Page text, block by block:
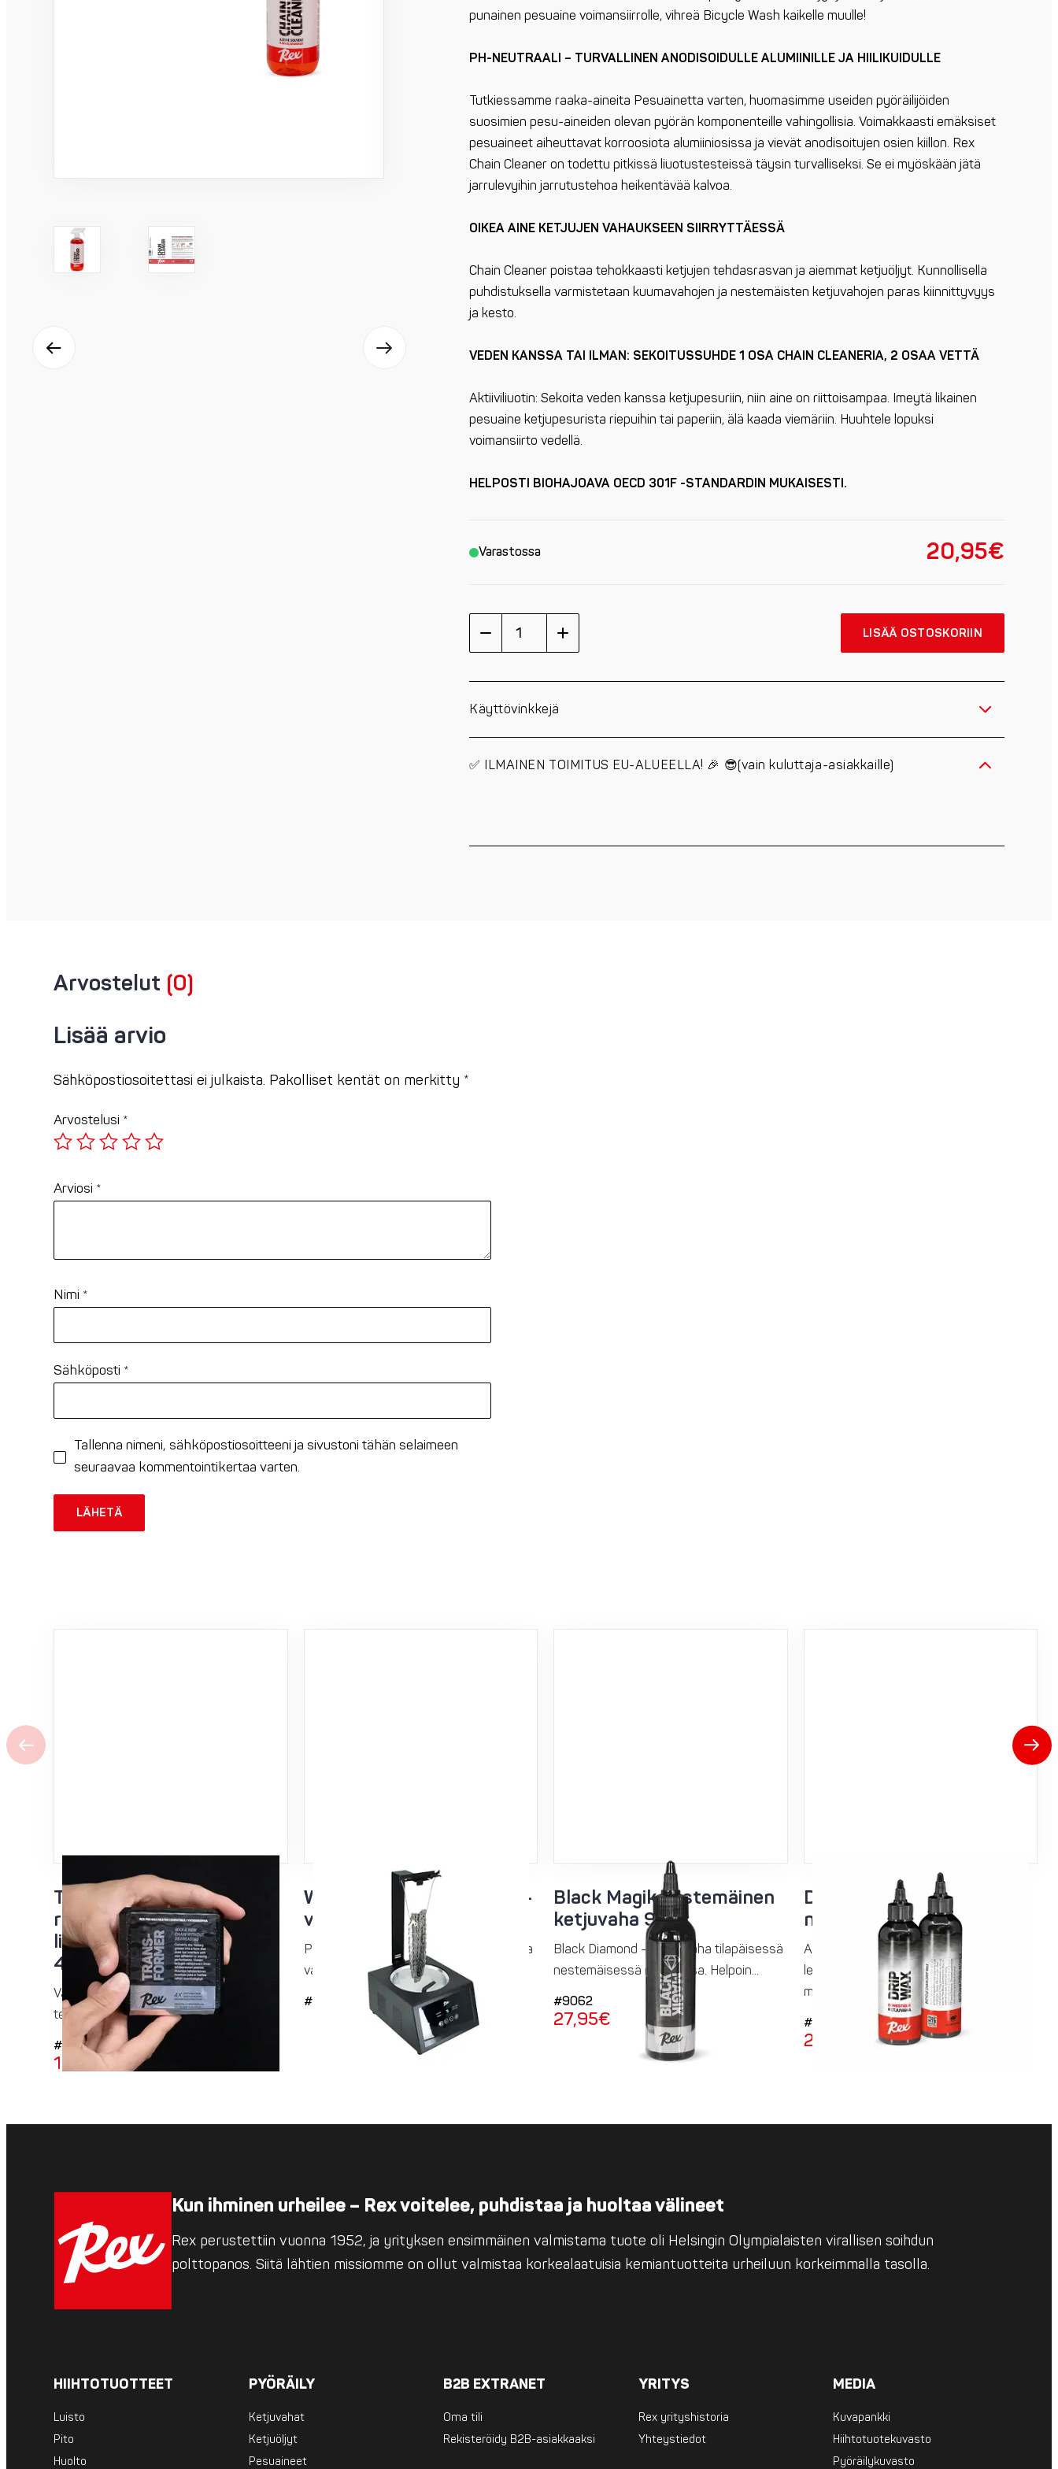
punainen pesuaine voimansiirrolle, vihreä Bicycle Wash kaikelle muulle!
PH-NEUTRAALI – TURVALLINEN ANODISOIDULLE ALUMIINILLE JA HIILIKUIDULLE
Tutkiessamme raaka-aineita Pesuainetta varten, huomasimme useiden pyöräilijöiden
suosimien pesu-aineiden olevan pyörän komponenteille vahingollisia. Voimakkaasti emäksiset
pesuaineet aiheuttavat korroosiota alumiiniosissa ja vievät anodisoitujen osien kiillon. Rex
Chain Cleaner on todettu pitkissä liuotustesteissä täysin turvalliseksi. Se ei myöskään jätä
jarrulevyihin jarrutustehoa heikentävää kalvoa.
OIKEA AINE KETJUJEN VAHAUKSEEN SIIRRYTTÄESSÄ
Chain Cleaner poistaa tehokkaasti ketjujen tehdasrasvan ja aiemmat ketjuöljyt. Kunnollisella
puhdistuksella varmistetaan kuumavahojen ja nestemäisten ketjuvahojen paras kiinnittyvyys
ja kesto.
VEDEN KANSSA TAI ILMAN: SEKOITUSSUHDE 1 OSA CHAIN CLEANERIA, 2 OSAA VETTÄ
Aktiiviliuotin: Sekoita veden kanssa ketjupesuriin, niin aine on riittoisampaa. Imeytä likainen
pesuaine ketjupesurista riepuihin tai paperiin, älä kaada viemäriin. Huuhtele lopuksi
voimansiirto vedellä.
HELPOSTI BIOHAJOAVA OECD 301F -STANDARDIN MUKAISESTI.
Varastossa 20,95€
quantity
LISÄÄ OSTOSKORIIN
Käyttövinkkejä
✅ ILMAINEN TOIMITUS EU-ALUEELLA! 🎉 😎(vain kuluttaja-asiakkaille)
Arvostelut (0)
Lisää arvio
Sähköpostiosoitettasi ei julkaista. Pakolliset kentät on merkitty *
Arvostelusi *
Arviosi *
Nimi *
Sähköposti *
Tallenna nimeni, sähköpostiosoitteeni ja sivustoni tähän selaimeen
seuraavaa kommentointikertaa varten.
Transformer
rasvanmuuntaja
lisäainepala kuumavahalle
40g
Vahaa uusi ketju puhdistamatta
tehdasrasvaa
#9092
15,95 €
Wax Heater Professional -
vahauslaitteisto
Paras kuumavaha ansaitsee arvoisensa
vahauslaitteiston Rex Black...
#9794
Black Magik nestemäinen
ketjuvaha 90ml
Black Diamond -kuumavaha tilapäisessä
nestemäisessä muodossa. Helpoin...
#9062
27,95€
Domestique Drip Wax
nestemäinen ketjuvaha
Aito Rex-kuumavaha helposti
levitettävässä nestemäisessä
muodossa!
#9003
27,95
Kun ihminen urheilee – Rex voitelee, puhdistaa ja huoltaa välineet
Rex perustettiin vuonna 1952, ja yrityksen ensimmäinen valmistama tuote oli Helsingin Olympialaisten virallisen soihdun
polttopanos. Siitä lähtien missiomme on ollut valmistaa korkealaatuisia kemiantuotteita urheiluun korkeimmalla tasolla.
HIIHTOTUOTTEET
Luisto
Pito
Huolto
PYÖRÄILY
Ketjuvahat
Ketjuöljyt
Pesuaineet
B2B EXTRANET
Oma tili
Rekisteröidy B2B-asiakkaaksi
YRITYS
Rex yrityshistoria
Yhteystiedot
MEDIA
Kuvapankki
Hiihtotuotekuvasto
Pyöräilykuvasto